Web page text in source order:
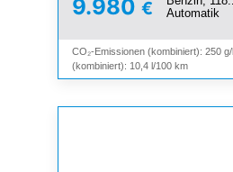
9.980 €
Automatik
CO₂-Emissionen (kombiniert): 250
(kombiniert): 10,4 l/100 km